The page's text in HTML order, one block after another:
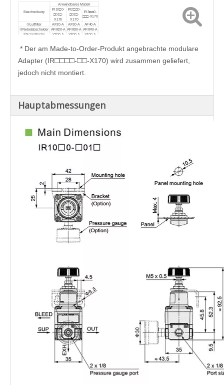
Beschreibung
Anwendbares Modell
IR10□0-
□01□-
X170
IR2□□0-
□02□-
X170
IR3□□0-
□□□-X170
①Luftfilter AF20-A AF30-A AF40-A
②Nebelabscheider AFM20-A AFM30-A AFM40-A
③Schnittstelle Y200-A Y300-A Y400-A
* Der am Made-to-Order-Produkt angebrachte modulare
Adapter (IR□□□□-□□-X170) wird zusammen geliefert,
jedoch nicht montiert.
Hauptabmessungen